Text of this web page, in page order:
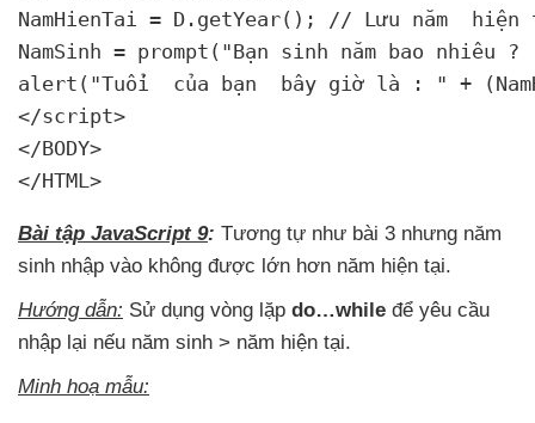
NamHienTai = D.getYear(); // Lưu năm
hiện
NamSinh = prompt("Bạn sinh năm bao nhiêu ?
alert("Tuổi
của bạn
bây giờ là : " +
</script>
</BODY>
</HTML>
Bài tập JavaScript 9: Tương tự như bài 3 nhưng năm
sinh nhập vào không được lớn hơn năm hiện tại.
Hướng dẫn: Sử dụng vòng lặp do…while để yêu cầu
nhập lại nếu năm sinh > năm hiện tại.
Minh hoạ mẫu: